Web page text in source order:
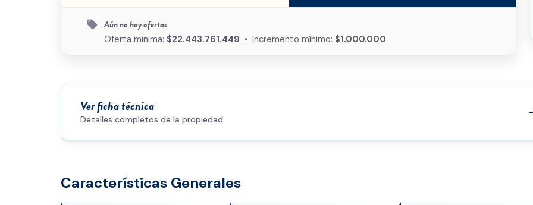
local_offer Aún no hay ofertas
Oferta mínima: $22.443.761.449 • Incremento mínimo: $1.000.000
Ver ficha técnica
Detalles completos de la propiedad
Características Generales